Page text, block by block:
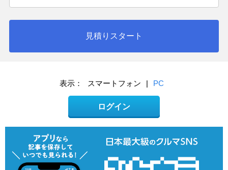
見積りスタート
表示： スマートフォン | PC
ログイン